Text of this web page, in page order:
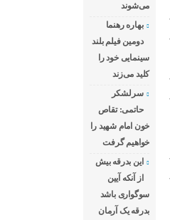
می‌شوند
بهاره رهنما
دومین فیلم بلند
سینمایی خود را
کلید می‌زند
سرلشکر
حاتمی: تقاص
خون امام شهید را
خواهیم گرفت
این بدرقه بیش
از آنکه آیین
سوگواری باشد
بدرقه یک آرمان